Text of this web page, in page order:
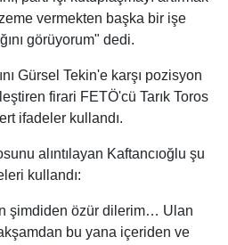
vermekten başka bir işe
görüyorum" dedi.
Gürsel Tekin'e karşı pozisyon
firari FETÖ'cü Tarık Toros
ifadeler kullandı.
alıntılayan Kaftancıoğlu şu
kullandı:
şimdiden özür dilerim… Ulan
bu yana içeriden ve